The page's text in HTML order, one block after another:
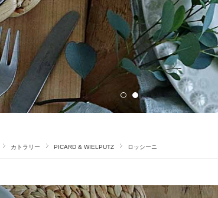
カトラリー PICARD & WIELPUTZ ロッシーニ